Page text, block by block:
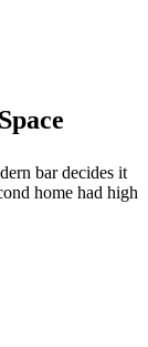
bar decides it
home had high